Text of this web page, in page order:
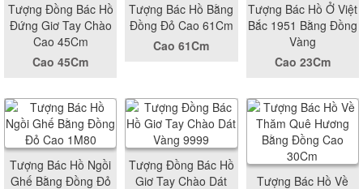
Tượng Đồng Bác Hồ
Đứng Giơ Tay Chào
Cao 45Cm
Cao 45Cm
Tượng Bác Hồ Bằng
Đồng Đỏ Cao 61Cm
Cao 61Cm
Tượng Bác Hồ Ở Việt
Bắc 1951 Bằng Đồng
Vàng
Cao 23Cm
Tượng Bác Hồ Ngồi
Ghế Bằng Đồng Đỏ
Tượng Đồng Bác Hồ
Giơ Tay Chào Dát
Tượng Bác Hồ Về